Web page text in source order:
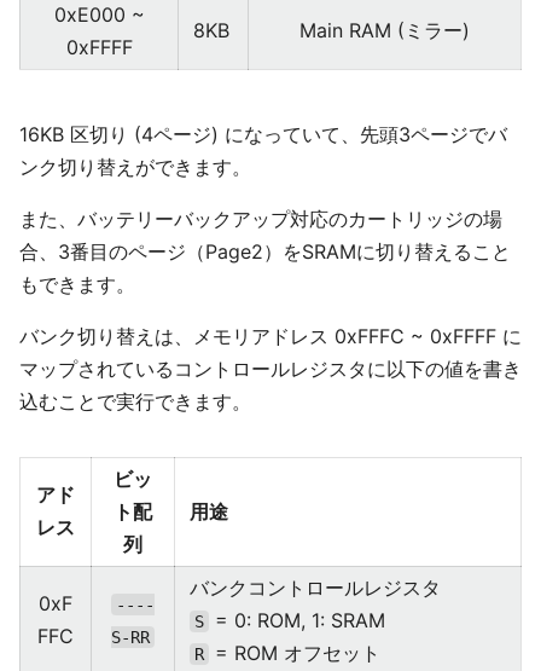
0xE000 ~
0xFFFF
8KB Main RAM (ミラー)
16KB 区切り (4ページ) になっていて、先頭3ページでバ
ンク切り替えができます。
また、バッテリーバックアップ対応のカートリッジの場
合、3番目のページ（Page2）をSRAMに切り替えること
もできます。
バンク切り替えは、メモリアドレス 0xFFFC ~ 0xFFFF に
マップされているコントロールレジスタに以下の値を書き
込むことで実行できます。
アド
レス
ビッ
ト配
列
用途
0xF
FFC
----
S-RR
バンクコントロールレジスタ
S = 0: ROM, 1: SRAM
R = ROM オフセット